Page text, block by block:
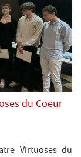
du Coeur
Virtuoses du